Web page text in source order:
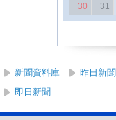
30
31
新聞資料庫 昨日新聞
即日新聞